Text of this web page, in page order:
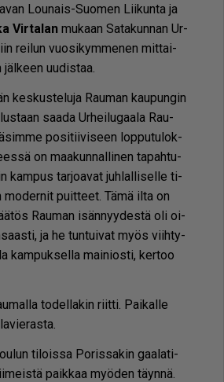
Lou­nais-Suo­men Lii­kun­ta ja
Vir­ta­lanmu­kaan Sa­ta­kun­nan Ur­
rei­lun vuo­si­kym­me­nen mit­tai­
uu­dis­taa.
kes­kus­te­lu­ja Rau­man kau­pun­gin
saa­da Ur­hei­lu­gaa­la Rau­
po­si­tii­vi­seen lop­pu­tu­lok­
on maa­kun­nal­li­nen ta­pah­tu­
kam­pus tar­jo­a­vat juh­lal­li­sel­le ti­
mo­der­nit puit­teet. Tämä il­ta on
Rau­man isän­nyy­des­tä oli oi­
ja he tun­tui­vat myös viih­ty­
kam­puk­sel­la mai­ni­os­ti, ker­too
to­del­la­kin riit­ti. Pai­kal­le
ti­lois­sa Po­ris­sa­kin gaa­la­ti­
paik­kaa myö­den täyn­nä.